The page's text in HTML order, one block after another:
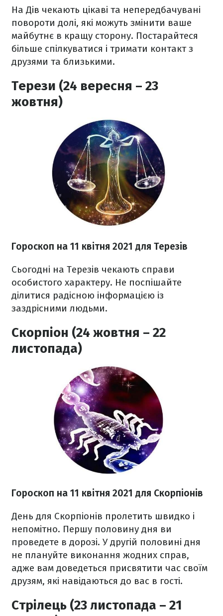
На Дів чекають цікаві та непередбачувані
повороти долі, які можуть змінити ваше
майбутнє в кращу сторону. Постарайтеся
більше спілкуватися і тримати контакт з
друзями та близькими.
Терези (24 вересня – 23
жовтня)
Гороскоп на 11 квітня 2021 для Терезів
Сьогодні на Терезів чекають справи
особистого характеру. Не поспішайте
ділитися радісною інформацією із
заздрісними людьми.
Скорпіон (24 жовтня – 22
листопада)
Гороскоп на 11 квітня 2021 для Скорпіонів
День для Скорпіонів пролетить швидко і
непомітно. Першу половину дня ви
проведете в дорозі. У другій половині дня
не плануйте виконання жодних справ,
адже вам доведеться присвятити час своїм
друзям, які навідаються до вас в гості.
Стрілець (23 листопада – 21